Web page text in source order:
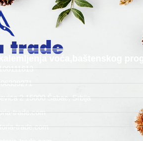
voća,baštenskog
2 15000 Šabac, Srbija
trade.com
trade.com